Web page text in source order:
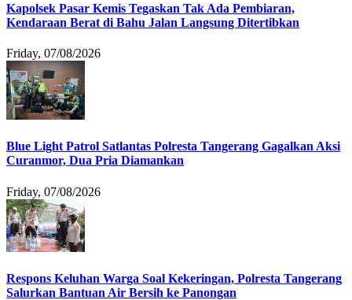
Kapolsek Pasar Kemis Tegaskan Tak Ada Pembiaran,
Kendaraan Berat di Bahu Jalan Langsung Ditertibkan
Friday, 07/08/2026
Blue Light Patrol Satlantas Polresta Tangerang Gagalkan Aksi
Curanmor, Dua Pria Diamankan
Friday, 07/08/2026
Respons Keluhan Warga Soal Kekeringan, Polresta Tangerang
Salurkan Bantuan Air Bersih ke Panongan